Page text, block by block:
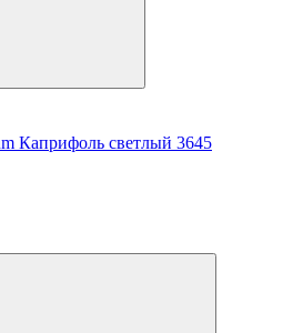
Каприфоль светлый 3645